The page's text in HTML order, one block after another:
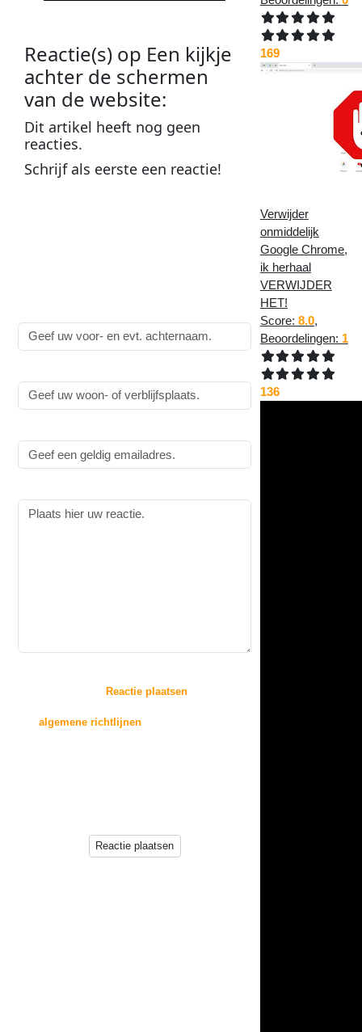
Reactie(s) op Een kijkje
achter de schermen
van de website:
Ditartikel heeft nog geen
reacties.
Schrijf als eerste een reactie!
Door op de knop "Reactie plaatsen
algemene richtlijnenvoor het plaatsen van
Reactie plaatsen
169
Verwijder
onmiddelijk
Google Chrome,
ik herhaal
VERWIJDER
HET!
Score: 8.0,
Beoordelingen: 1
136